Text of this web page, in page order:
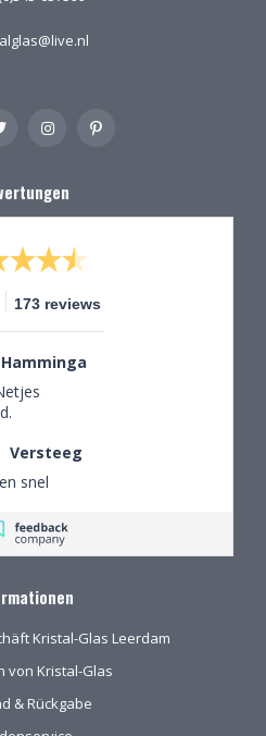
173 reviews
Hamminga
Versteeg
snel
Kristal-Glas Leerdam
von Kristal-Glas
& Rückgabe